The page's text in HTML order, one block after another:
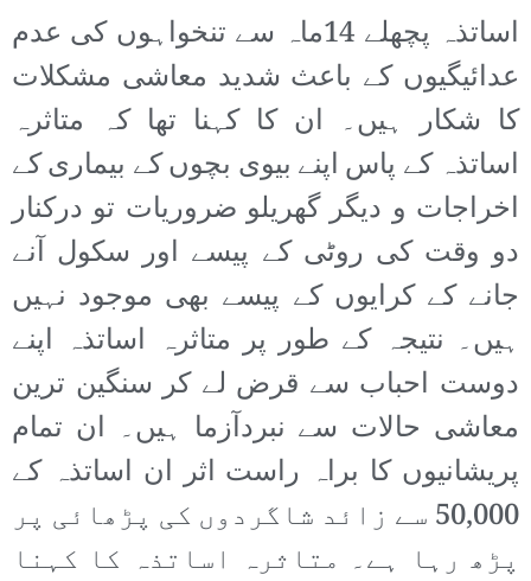
اساتذہ پچھلے 14ماہ سے تنخواہوں کی عدم
عدائیگیوں کے باعث شدید معاشی مشکلات
کا شکار ہیں۔ ان کا کہنا تھا کہ متاثرہ
اساتذہ کے پاس اپنے بیوی بچوں کے بیماری کے
اخراجات و دیگر گھریلو ضروریات تو درکنار
دو وقت کی روٹی کے پیسے اور سکول آنے
جانے کے کرایوں کے پیسے بھی موجود نہیں
ہیں۔ نتیجہ کے طور پر متاثرہ اساتذہ اپنے
دوست احباب سے قرض لے کر سنگین ترین
معاشی حالات سے نبردآزما ہیں۔ ان تمام
پریشانیوں کا براہ راست اثر ان اساتذہ کے
50,000 سے زائد شاگردوں کی پڑھائی پر
پڑھ رہا ہے۔ متاثرہ اساتذہ کا کہنا